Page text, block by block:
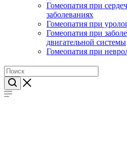
Гомеопатия при
заболеваниях
Гомеопатия при
Гомеопатия при
двигательной системы
Гомеопатия при